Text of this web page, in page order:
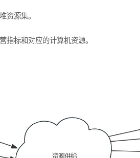
资源集。
指标和对应的计算机资源。